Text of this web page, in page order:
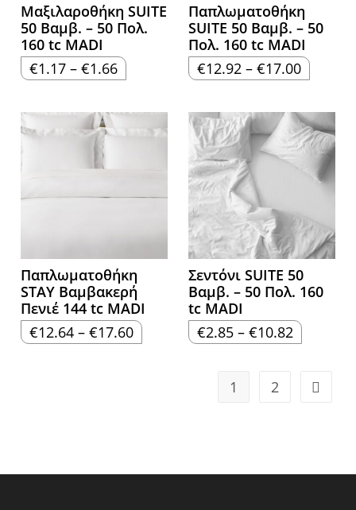
Μαξιλαροθήκη SUITE
50 Βαμβ. – 50 Πολ.
160 tc MADI
€1.17 – €1.66Price
range:
€1.66
Παπλωματοθήκη
SUITE 50 Βαμβ. – 50
Πολ. 160 tc MADI
€12.92 – €17.00Price
range:
€17.00
Παπλωματοθήκη
STAY Βαμβακερή
Πενιέ 144 tc MADI
€12.64 – €17.60Price
range:
Σεντόνι SUITE 50
Βαμβ. – 50 Πολ. 160
tc MADI
€2.85 – €10.82 Price
range:
1 2